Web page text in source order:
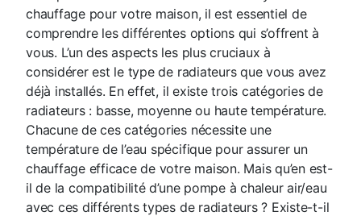
chauffage pour votre maison, il est essentiel de
comprendre les différentes options qui s’offrent à
vous. L’un des aspects les plus cruciaux à
considérer est le type de radiateurs que vous avez
déjà installés. En effet, il existe trois catégories de
radiateurs : basse, moyenne ou haute température.
Chacune de ces catégories nécessite une
température de l’eau spécifique pour assurer un
chauffage efficace de votre maison. Mais qu’en est-
il de la compatibilité d’une pompe à chaleur air/eau
avec ces différents types de radiateurs ? Existe-t-il